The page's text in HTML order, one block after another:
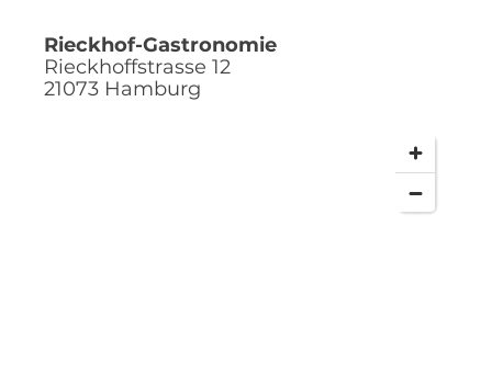
Rieckhof-Gastronomie
Rieckhoffstrasse 12
21073 Hamburg